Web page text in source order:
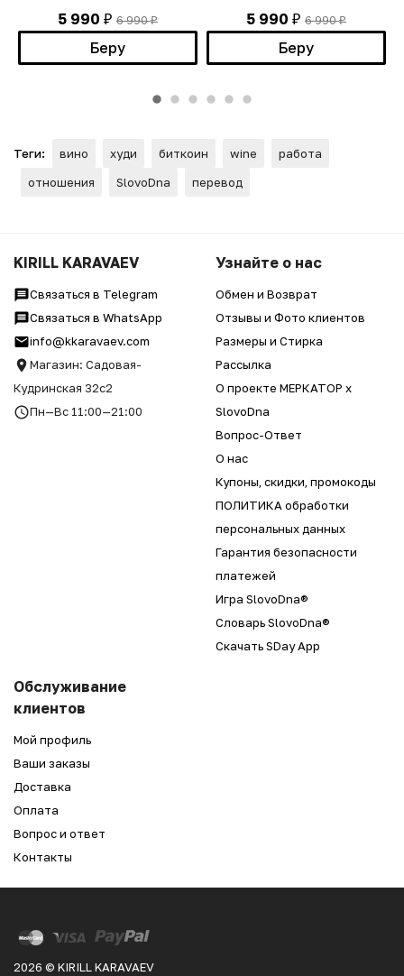
5 990 ₽ 6 990₽
Беру
5 990 ₽ 6 990₽
Беру
Теги: вино худи биткоин wine
работа
отношения
SlovoDna перевод
KIRILL KARAVAEV
Связаться в Telegram
Связаться в WhatsApp
info@kkaravaev.com
Магазин: Садовая-
Кудринская 32с2
Пн—Вс 11:00—21:00
Узнайте о нас
Обмен и Возврат
Отзывы и Фото клиентов
Размеры и Стирка
Рассылка
О проекте МЕРКАТОР x
SlovoDna
Вопрос-Ответ
О нас
Купоны, скидки, промокоды
ПОЛИТИКА обработки
персональных данных
Гарантия безопасности
платежей
Игра SlovoDna®
Словарь SlovoDna®
Скачать SDay App
Обслуживание
клиентов
Мой профиль
Ваши заказы
Доставка
Оплата
Вопрос и ответ
Контакты
2026 © KIRILL KARAVAEV